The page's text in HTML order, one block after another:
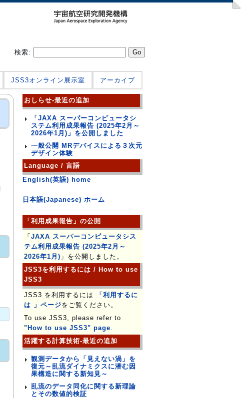
検索:
JSS3オンライン展示室 アーカイブ
おしらせ-最近の追加
「JAXA スーパーコンピュータシ
ステム利用成果報告 (2025年2月～
2026年1月)」を公開しました
一般公開 MRデバイスによる３次元
デザイン体験
Language / 言語
English(英語) home
日本語(Japanese) ホーム
「利用成果報告」の公開
「 JAXA スーパーコンピュータシス
テム利用成果報告 (2025年2月～
2026年1月) 」を公開しました。
JSS3を利用するには / How to use
JSS3
JSS3 を利用するには
「利用するに
は 」ページをご覧ください。
To use JSS3, please refer to
"How to use JSS3" page.
活躍する計算技術-最近の追加
観測データから「見えない渦」を
復元～乱流ダイナミクスに潜む因
果構造に関する新知見～
乱流のデータ同化に関する新理論
とその数値的検証